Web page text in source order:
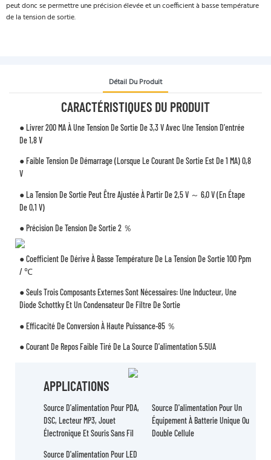
peut donc se permettre une précision élevée et un coefficient à basse température
de la tension de sortie.
Détail Du Produit
CARACTÉRISTIQUES DU PRODUIT
● Livrer 200 MA À Une Tension De Sortie De 3,3 V Avec Une Tension D'entrée
De 1,8 V
● Faible Tension De Démarrage (lorsque Le Courant De Sortie Est De 1 MA) 0,8
V
● La Tension De Sortie Peut Être Ajustée À Partir De 2,5 V ～ 6,0 V (en Étape
De 0,1 V)
● Précision De Tension De Sortie 2 ％
● Coefficient De Dérive À Basse Température De La Tension De Sortie 100 Ppm
/ ℃
● Seuls Trois Composants Externes Sont Nécessaires: Une Inducteur, Une
Diode Schottky Et Un Condensateur De Filtre De Sortie
● Efficacité De Conversion À Haute Puissance-85 ％
● Courant De Repos Faible Tiré De La Source D'alimentation 5.5UA
APPLICATIONS
Source D'alimentation Pour PDA,
DSC, Lecteur MP3, Jouet
Électronique Et Souris Sans Fil
Source D'alimentation Pour Un
Équipement À Batterie Unique Ou
Double Cellule
Source D'alimentation Pour LED